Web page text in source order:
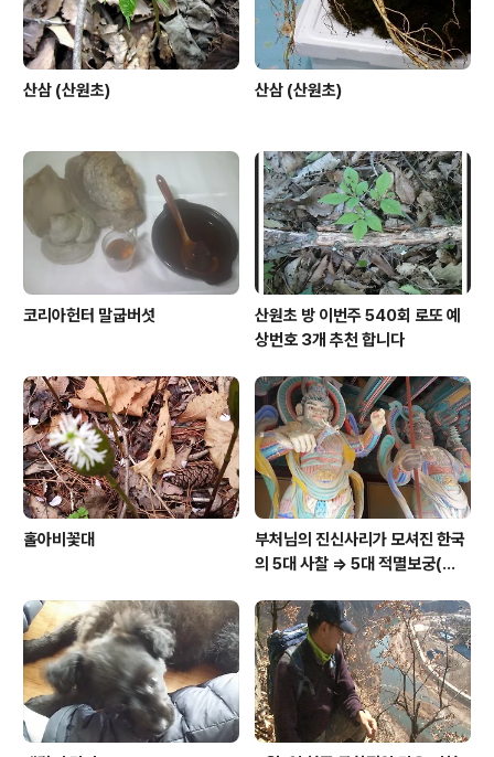
산삼 (산원초) 산삼 (산원초)
코리아헌터 말굽버섯
산원초 방 이번주 540회 로또 예
상번호 3개 추천 합니다
홀아비꽃대
부처님의 진신사리가 모셔진 한국
의 5대 사찰 => 5대 적멸보궁(寂